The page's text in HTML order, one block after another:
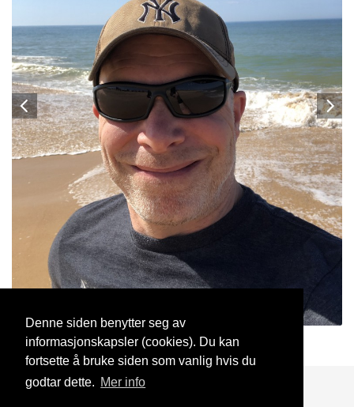
Denne siden benytter seg av
informasjonskapsler (cookies). Du kan
fortsette å bruke siden som vanlig hvis du
godtar dette. Mer info
fourbc 1 Jun, 2022
Blogg Support Kontakt oss